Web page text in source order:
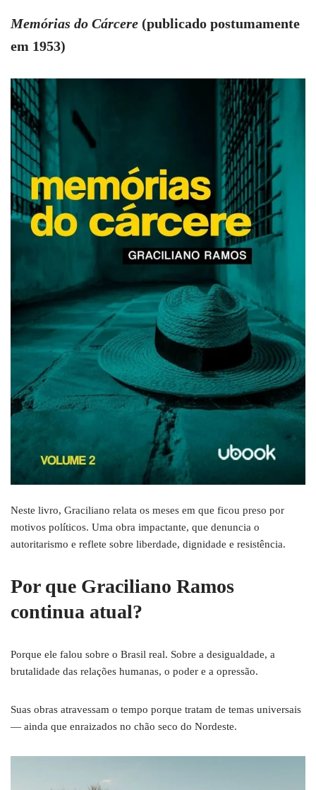
Memórias do Cárcere (publicado postumamente
em 1953)
Neste livro, Graciliano relata os meses em que ficou preso por
motivos políticos. Uma obra impactante, que denuncia o
autoritarismo e reflete sobre liberdade, dignidade e resistência.
Por que Graciliano Ramos
continua atual?
Porque ele falou sobre o Brasil real. Sobre a desigualdade, a
brutalidade das relações humanas, o poder e a opressão.
Suas obras atravessam o tempo porque tratam de temas universais
— ainda que enraizados no chão seco do Nordeste.